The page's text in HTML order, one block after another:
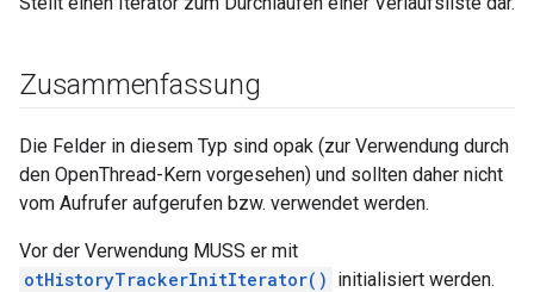
Zusammenfassung
Die Felder in diesem Typ sind opak (zur Verwendung durch
den OpenThread-Kern vorgesehen) und sollten daher nicht
vom Aufrufer aufgerufen bzw. verwendet werden.
Vor der Verwendung MUSS er mit
otHistoryTrackerInitIterator() initialisiert werden.